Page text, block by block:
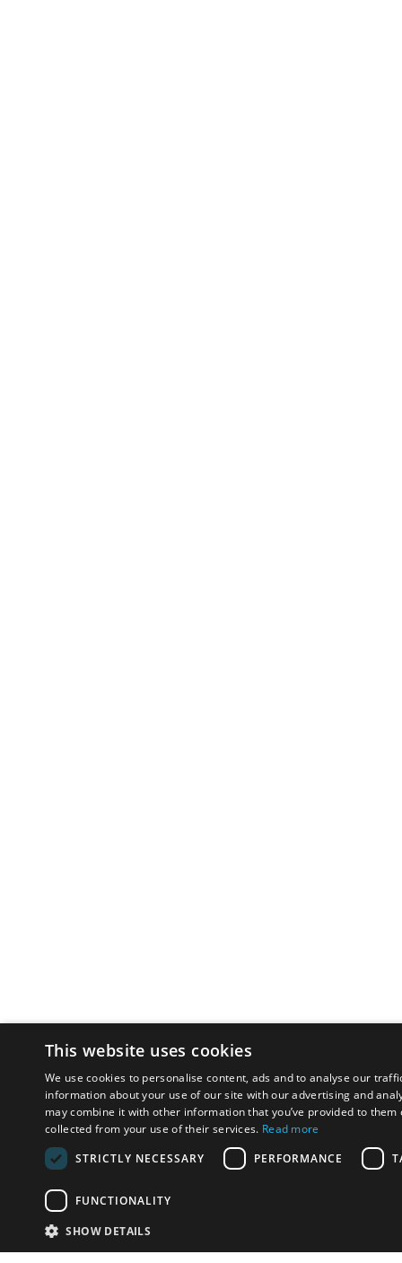
This website uses cookies
We use cookies to personalise content, ads and to analyse our
information about your use of our site with our advertising and
may combine it with other information that you’ve provided to them
collected from your use of their services. Read more
STRICTLY NECESSARY
PERFORMANCE
FUNCTIONALITY
SHOW DETAILS